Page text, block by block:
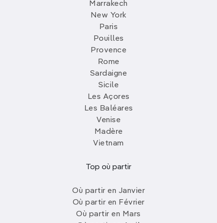
Marrakech
New York
Paris
Pouilles
Provence
Rome
Sardaigne
Sicile
Les Açores
Les Baléares
Venise
Madère
Vietnam
Top où partir
Où partir en Janvier
Où partir en Février
Où partir en Mars